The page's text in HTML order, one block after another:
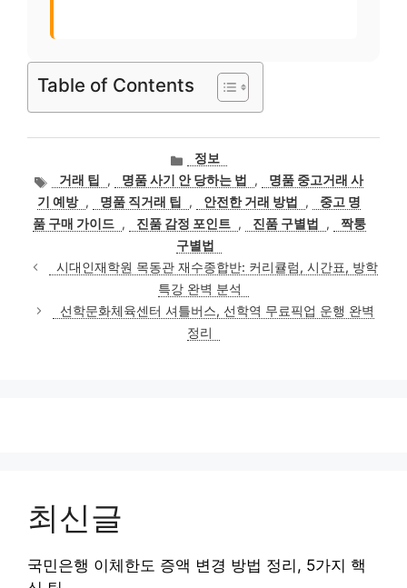
Table of Contents
카
테
고
리
정보
태
그
거래 팁 , 명품 사기 안 당하는 법 ,
명품 중고거래 사
기 예방 , 명품 직거래 팁 , 안전한 거래 방법 ,
중고 명
품 구매 가이드 , 진품 감정 포인트 , 진품 구별법 ,
짝퉁
구별법
시대인재학원 목동관 재수종합반: 커리큘럼, 시간표, 방학
특강 완벽 분석
선학문화체육센터 셔틀버스, 선학역 무료픽업 운행 완벽
정리
최신글
국민은행 이체한도 증액 변경 방법 정리, 5가지 핵